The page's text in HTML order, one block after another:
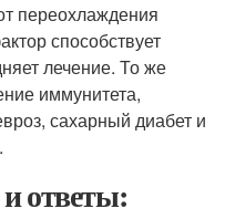
переохлаждения
способствует
лечение. То же
иммунитета,
сахарный диабет и
ответы: